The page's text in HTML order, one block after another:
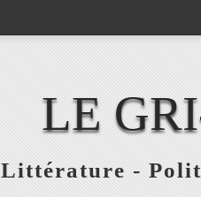
LE
Littérature -